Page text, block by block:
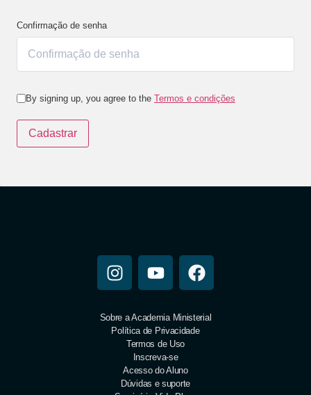
Confirmação de senha
By signing up, you agree to the Termos e condições
Cadastrar
Sobre a Academia Ministerial
Política de Privacidade
Termos de Uso
Inscreva-se
Acesso do Aluno
Dúvidas e suporte